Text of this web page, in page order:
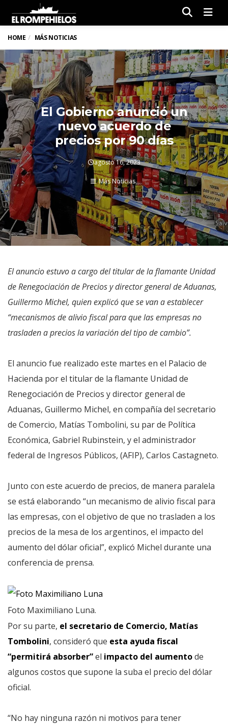
HOME MÁS NOTICIAS
El Gobierno anunció un
nuevo acuerdo de
precios por 90 días
agosto 16, 2023
Más Noticias
El anuncio estuvo a cargo del titular de la flamante Unidad
de Renegociación de Precios y director general de Aduanas,
Guillermo Michel, quien explicó que se van a establecer
“mecanismos de alivio fiscal para que las empresas no
trasladen a precios la variación del tipo de cambio”.
El anuncio fue realizado este martes en el Palacio de
Hacienda por el titular de la flamante Unidad de
Renegociación de Precios y director general de
Aduanas, Guillermo Michel, en compañía del secretario
de Comercio, Matías Tombolini, su par de Política
Económica, Gabriel Rubinstein, y el administrador
federal de Ingresos Públicos, (AFIP), Carlos Castagneto.
Junto con este acuerdo de precios, de manera paralela
se está elaborando “un mecanismo de alivio fiscal para
las empresas, con el objetivo de que no trasladen a los
precios de la mesa de los argentinos, el impacto del
aumento del dólar oficial”, explicó Michel durante una
conferencia de prensa.
Foto Maximiliano Luna.
Por su parte, el secretario de Comercio, Matías
Tombolini, consideró que esta ayuda fiscal
“permitirá absorber”el impacto del aumentode
algunos costos que supone la suba el precio del dólar
oficial.
“No hay ninguna razón ni motivos para tener